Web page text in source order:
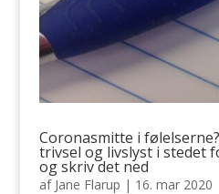
Coronasmitte i
trivsel og livslyst i stedet
og skriv det ned
af Jane Flarup | 16. mar 2020